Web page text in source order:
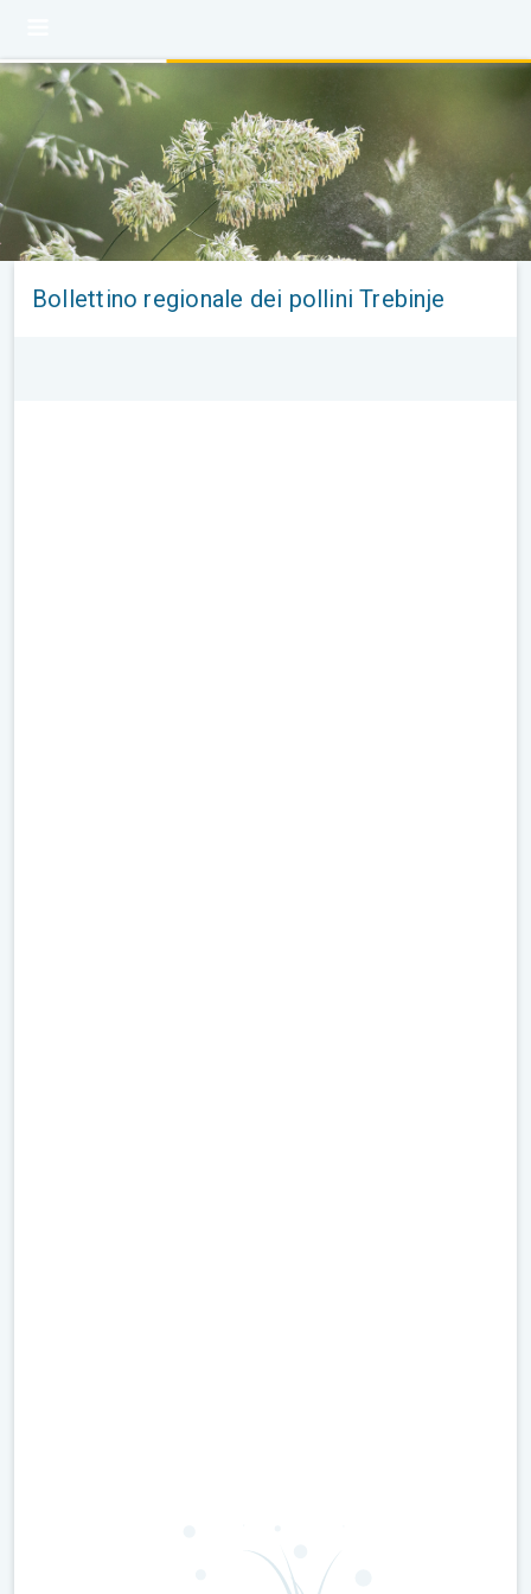
Bollettino regionale dei pollini Trebinje